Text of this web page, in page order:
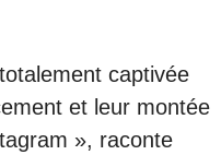
captivée
et leur montée
», raconte